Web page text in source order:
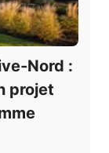
Nord :
projet